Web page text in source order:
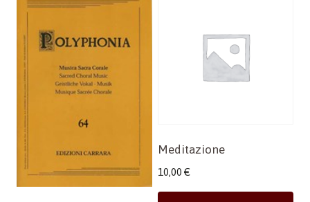
Meditazione
10,00 €